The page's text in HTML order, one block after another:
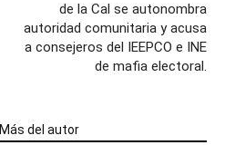
de la Cal se autonombra
autoridad comunitaria y acusa
a consejeros del IEEPCO e INE
de mafia electoral.
Más del autor